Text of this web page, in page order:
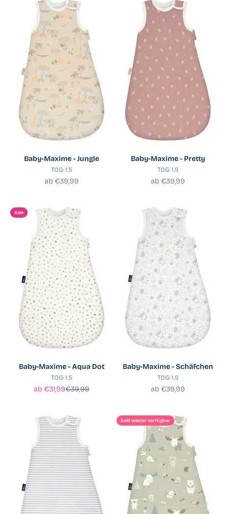
Baby-Maxime - Jungle
TOG: 1.5
Angebot
ab €39,99
Baby-Maxime - Pretty
TOG: 1.5
Angebot
ab €39,99
Sale
Baby-Maxime - Aqua Dot
TOG: 1.5
Angebot
ab €31,99Regulärer Preis
€39,99
Baby-Maxime - Schäfchen
TOG: 1.5
Angebot
ab €39,99
bald wieder verfügbar